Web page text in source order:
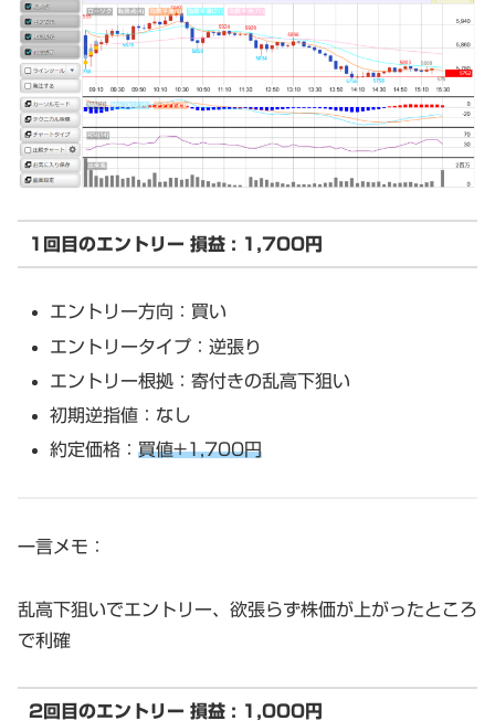
1回目のエントリー 損益 : 1,700円
エントリー方向：買い
エントリータイプ：逆張り
エントリー根拠：寄付きの乱高下狙い
初期逆指値：なし
約定価格：買値+1,700円
一言メモ：
乱高下狙いでエントリー、欲張らず株価が上がったところ
で利確
2回目のエントリー 損益 : 1,000円